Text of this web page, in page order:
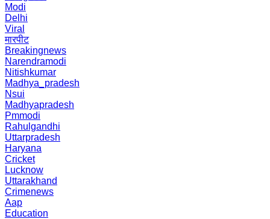
Modi
Delhi
Viral
मारपीट
Breakingnews
Narendramodi
Nitishkumar
Madhya_pradesh
Nsui
Madhyapradesh
Pmmodi
Rahulgandhi
Uttarpradesh
Haryana
Cricket
Lucknow
Uttarakhand
Crimenews
Aap
Education